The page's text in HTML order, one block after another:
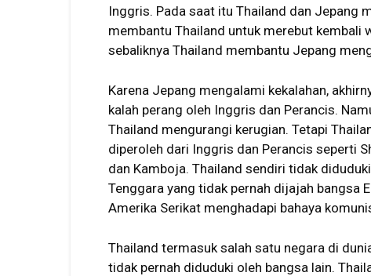
Inggris. Pada saat itu Thailand dan Jepang
membantu Thailand untuk merebut kembali
sebaliknya Thailand membantu Jepang
Karena Jepang mengalami kekalahan,
kalah perang oleh Inggris dan Perancis.
Thailand mengurangi kerugian. Tetapi
diperoleh dari Inggris dan Perancis seperti
dan Kamboja. Thailand sendiri tidak
Tenggara yang tidak pernah dijajah bangsa
Amerika Serikat menghadapi bahaya
Thailand termasuk salah satu negara di
tidak pernah diduduki oleh bangsa lain.